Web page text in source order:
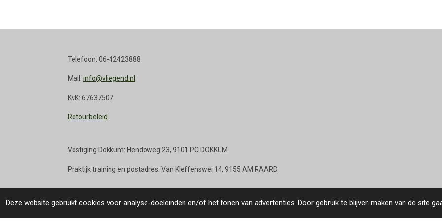
Deze website gebruikt cookies voor analyse-doeleinden en/of het tonen van advertenties. Door gebruik te blijven maken van de site
Telefoon: 06-42423888
Mail: info@vliegend.nl
KvK: 67637507
Retourbeleid
Vestiging Dokkum: Hendoweg 23, 9101 PC DOKKUM
Praktijk training en postadres: Van Kleffenswei 14, 9155 AM RAARD
© 2020 - 2026 Vliegend.nl